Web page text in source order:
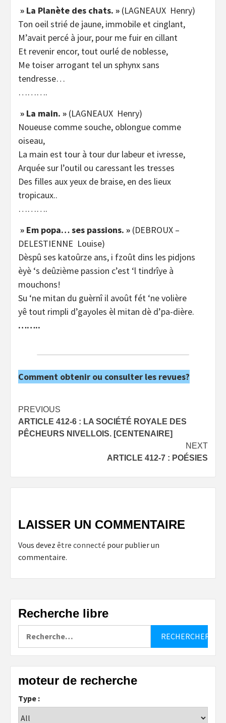
» La Planète des chats. » (LAGNEAUX Henry)
Ton oeil strié de jaune, immobile et cinglant,
M’avait percé à jour, pour me fuir en cillant
Et revenir encor, tout ourlé de noblesse,
Me toiser arrogant tel un sphynx sans
tendresse…
……….
» La main. » (LAGNEAUX Henry)
Noueuse comme souche, oblongue comme
oiseau,
La main est tour à tour dur labeur et ivresse,
Arquée sur l’outil ou caressant les tresses
Des filles aux yeux de braise, en des lieux
tropicaux..
……….
» Em popa… ses passions. » (DEBROUX –
DELESTIENNE Louise)
Dèspû ses katoûrze ans, i fzoût dins les pidjons
èyè ‘s deûzième passion c’est ‘l tindrîye à
mouchons!
Su ‘ne mitan du guèrnî il avoût fét ‘ne volière
yê tout rimpli d’gayoles èl mitan dè d’pa-dière.
……..
Comment obtenir ou consulter les revues?
Post
navigation
PREVIOUS
ARTICLE 412-6 : LA SOCIÉTÉ ROYALE DES
PÊCHEURS NIVELLOIS. [CENTENAIRE]
NEXT
ARTICLE 412-7 : POÉSIES
LAISSER UN COMMENTAIRE
Vous devez être connecté pour publier un
commentaire.
Recherche libre
moteur de recherche
Type :